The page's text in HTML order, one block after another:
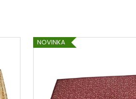
NOVINKA